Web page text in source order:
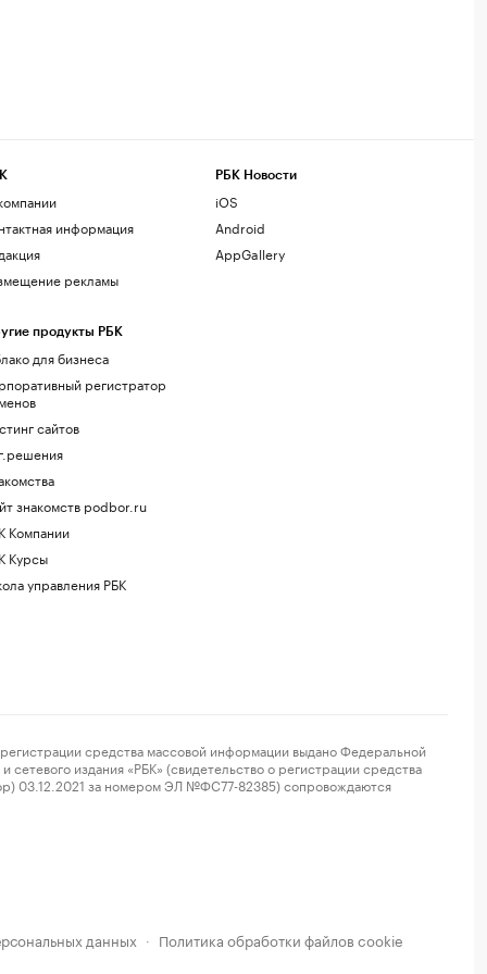
информация
рекламы
продукты РБК
для бизнеса
регистратор
сайтов
знакомств podbor.ru
Компании
Курсы
управления РБК
РБК Новости
iOS
Android
AppGallery
средства массовой информации выдано Федеральной
издания «РБК» (свидетельство о регистрации средства
03.12.2021 за номером ЭЛ №ФС77-82385) сопровождаются
данных · Политика обработки файлов cookie